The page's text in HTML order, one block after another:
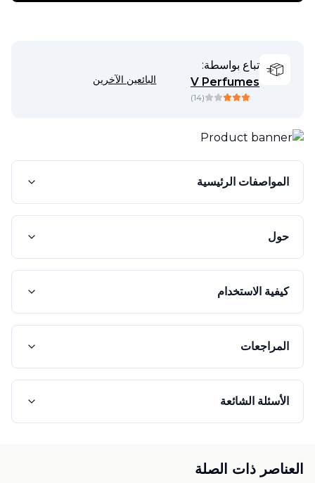
تباع بواسطة:
V Perfumes
(
14
)
البائعين الآخرين
المواصفات الرئيسية
حول
كيفية الاستخدام
المراجعات
الأسئلة الشائعة
العناصر ذات الصلة